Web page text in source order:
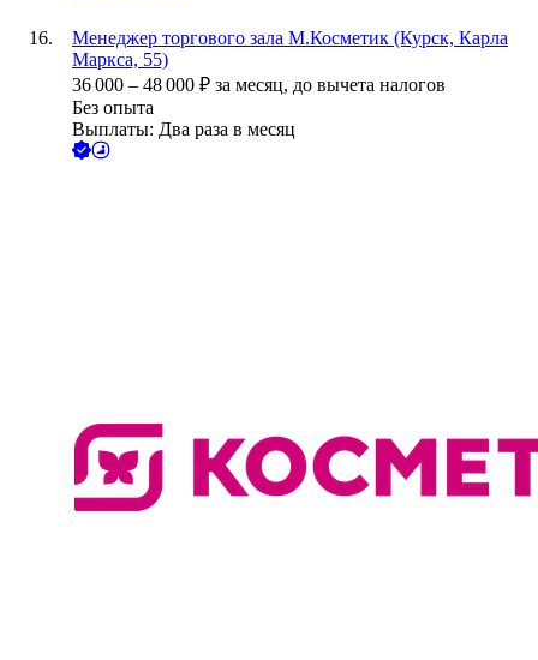
Менеджер торгового зала М.Косметик (Курск, Карла
Маркса, 55)
36 000 – 48 000 ₽ за месяц, до вычета налогов
Без опыта
Выплаты: Два раза в месяц